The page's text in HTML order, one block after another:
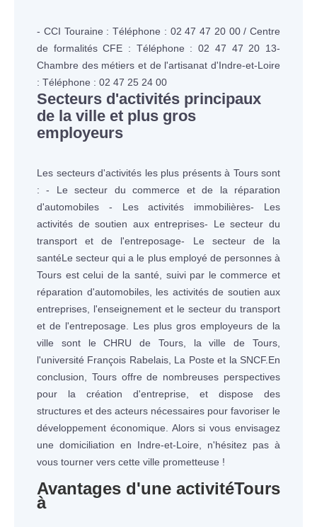
- CCI Touraine : Téléphone : 02 47 47 20 00 / Centre
de formalités CFE : Téléphone : 02 47 47 20 13-
Chambre des métiers et de l'artisanat d'Indre-et-Loire
: Téléphone : 02 47 25 24 00
Secteurs d'activités principaux
de la ville et plus gros
employeurs
Les secteurs d'activités les plus présents à Tours sont
: - Le secteur du commerce et de la réparation
d'automobiles - Les activités immobilières- Les
activités de soutien aux entreprises- Le secteur du
transport et de l'entreposage- Le secteur de la
santéLe secteur qui a le plus employé de personnes à
Tours est celui de la santé, suivi par le commerce et
réparation d'automobiles, les activités de soutien aux
entreprises, l'enseignement et le secteur du transport
et de l'entreposage. Les plus gros employeurs de la
ville sont le CHRU de Tours, la ville de Tours,
l'université François Rabelais, La Poste et la SNCF.En
conclusion, Tours offre de nombreuses perspectives
pour la création d'entreprise, et dispose des
structures et des acteurs nécessaires pour favoriser le
développement économique. Alors si vous envisagez
une domiciliation en Indre-et-Loire, n'hésitez pas à
vous tourner vers cette ville prometteuse !
Avantages d'une activité
à
Tours